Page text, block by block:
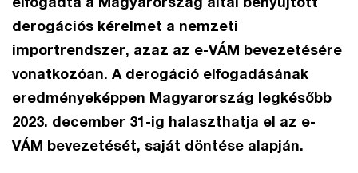
derogációs kérelmet a nemzeti
importrendszer, azaz az e-VÁM bevezetésére
vonatkozóan. A derogáció elfogadásának
eredményeképpen Magyarország legkésőbb
2023. december 31-ig halaszthatja el az e-
VÁM bevezetését, saját döntése alapján.